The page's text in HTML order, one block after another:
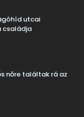
utcai
családja
nőre találtak rá az